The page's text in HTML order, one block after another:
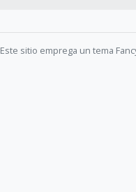
Este sitio emprega un tema